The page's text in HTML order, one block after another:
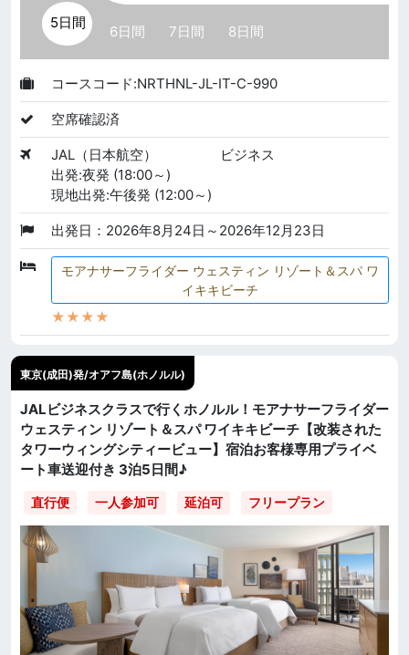
5日間
6日間 7日間 8日間
コースコード:NRTHNL-JL-IT-C-990
空席確認済
JAL（日本航空）
ビジネス
出発:夜発 (18:00～)
現地出発:午後発 (12:00～)
出発日：2026年8月24日～2026年12月23日
モアナサーフライダー ウェスティン リゾート＆スパ ワ
イキキビーチ
★★★★
東京(成田)発/オアフ島(ホノルル)
JALビジネスクラスで行くホノルル！モアナサーフライダー
ウェスティン リゾート＆スパ ワイキキビーチ【改装された
タワーウィングシティービュー】宿泊お客様専用プライベ
ート車送迎付き 3泊5日間♪
直行便 一人参加可 延泊可 フリープラン